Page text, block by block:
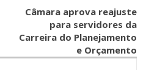
Câmara aprova reajuste
para servidores da
Carreira do Planejamento
e Orçamento